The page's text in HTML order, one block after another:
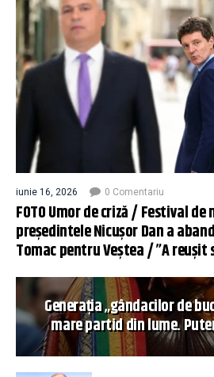
iunie 16, 2026 0 Comentariu
FOTO Umor de criză / Festival de
președintele Nicușor Dan a
Tomac pentru Veștea / ”A reușit
Generația „gândacilor de
mare partid din lume.